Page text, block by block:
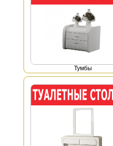
Тумбы